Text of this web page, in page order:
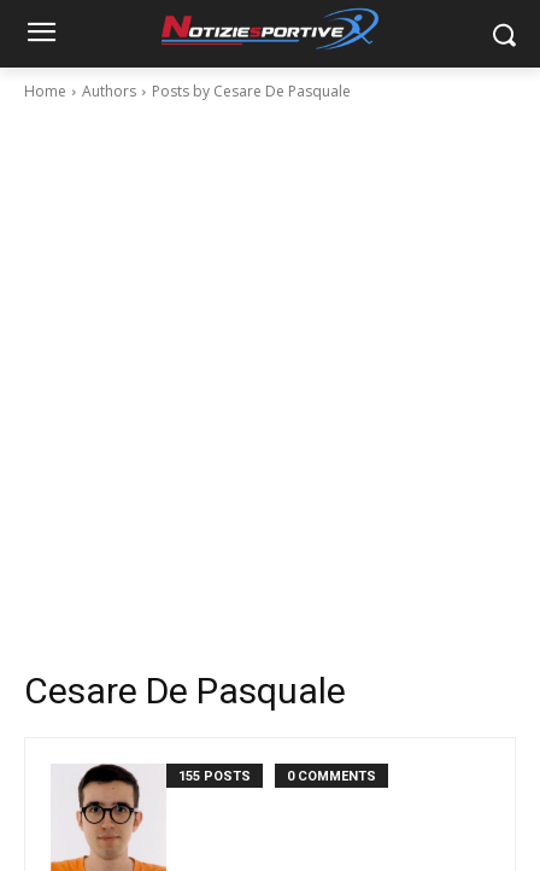
Home Authors Posts by Cesare De Pasquale
Cesare De Pasquale
155 POSTS 0 COMMENTS